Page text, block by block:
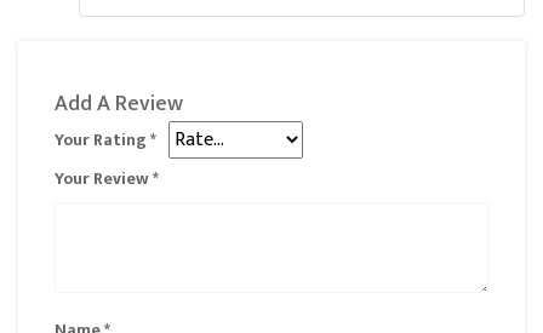
Add A Review
Your Rating*
Your Review*